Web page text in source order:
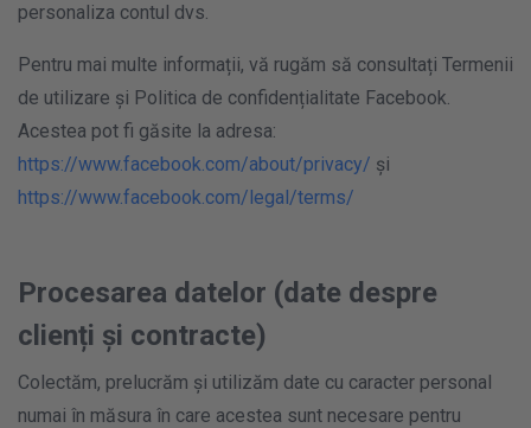
personaliza contul dvs.
Pentru mai multe informații, vă rugăm să consultați Termenii
de utilizare și Politica de confidențialitate Facebook.
Acestea pot fi găsite la adresa:
https://www.facebook.com/about/privacy/ și
https://www.facebook.com/legal/terms/
Procesarea datelor (date despre
clienți și contracte)
Colectăm, prelucrăm și utilizăm date cu caracter personal
numai în măsura în care acestea sunt necesare pentru